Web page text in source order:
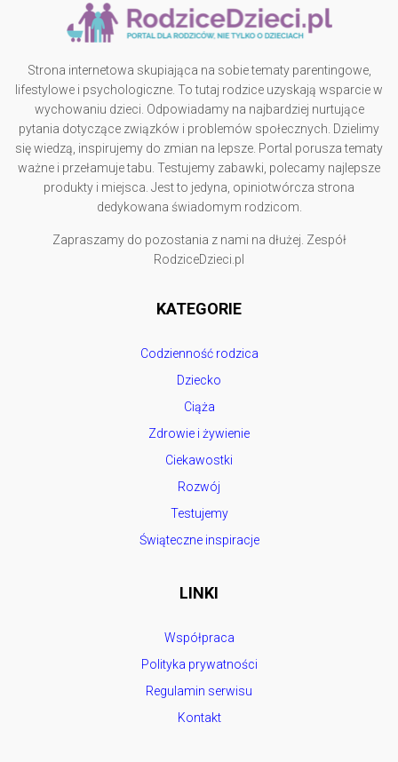
Strona internetowa skupiająca na sobie tematy parentingowe,
lifestylowe i psychologiczne. To tutaj rodzice uzyskają wsparcie w
wychowaniu dzieci. Odpowiadamy na najbardziej nurtujące
pytania dotyczące związków i problemów społecznych. Dzielimy
się wiedzą, inspirujemy do zmian na lepsze. Portal porusza tematy
ważne i przełamuje tabu. Testujemy zabawki, polecamy najlepsze
produkty i miejsca. Jest to jedyna, opiniotwórcza strona
dedykowana świadomym rodzicom.
Zapraszamy do pozostania z nami na dłużej. Zespół
RodziceDzieci.pl
KATEGORIE
Codzienność rodzica
Dziecko
Ciąża
Zdrowie i żywienie
Ciekawostki
Rozwój
Testujemy
Świąteczne inspiracje
LINKI
Współpraca
Polityka prywatności
Regulamin serwisu
Kontakt